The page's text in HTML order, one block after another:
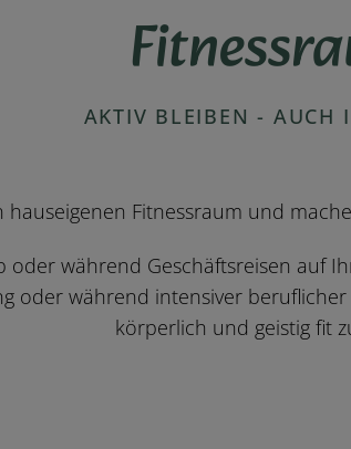
AKTIV BLEIBEN - AUCH
hauseigenen Fitnessraum und
oder während Geschäftsreisen auf
oder während intensiver
körperlich und geistig fit